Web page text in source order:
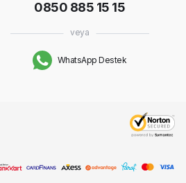
0850 885 15 15
veya
WhatsApp Destek